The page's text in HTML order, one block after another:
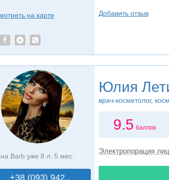
на карте Добавить отзыв
на Barb уже 8 л. 5 мес.
+38 (093) 942..
Юлия
врач-косметолог,
9.5 баллов
Электропорация